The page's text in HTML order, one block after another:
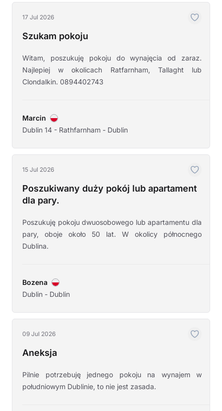
17 Jul 2026
Szukam pokoju
Witam, poszukuję pokoju do wynajęcia od zaraz.
Najlepiej w okolicach Ratfarnham, Tallaght lub
Clondalkin. 0894402743
Marcin
Dublin 14 - Rathfarnham - Dublin
15 Jul 2026
Poszukiwany duży pokój lub apartament
dla pary.
Poszukuję pokoju dwuosobowego lub apartamentu dla
pary, oboje około 50 lat. W okolicy północnego
Dublina.
Bozena
Dublin - Dublin
09 Jul 2026
Aneksja
Pilnie potrzebuję jednego pokoju na wynajem w
południowym Dublinie, to nie jest zasada.